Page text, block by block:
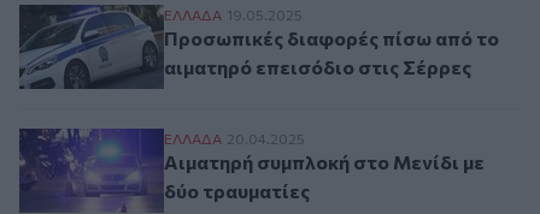
Προσωπικές διαφορές πίσω από το
ΕΛΛAΔΑ 19.05.2025
Προσωπικές διαφορές πίσω από το
αιματηρό επεισόδιο στις Σέρρες
Αιματηρή συμπλοκή στο Μενίδι με δύο
ΕΛΛAΔΑ 20.04.2025
Αιματηρή συμπλοκή στο Μενίδι με
δύο τραυματίες